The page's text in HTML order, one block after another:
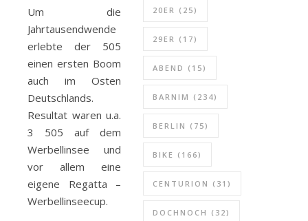
…
Um die
Jahrtausendwende
erlebte der 505
einen ersten Boom
auch im Osten
Deutschlands.
Resultat waren u.a.
3 505 auf dem
Werbellinsee und
vor allem eine
eigene Regatta –
Werbellinseecup.
20ER (25)
29ER (17)
ABEND (15)
BARNIM (234)
BERLIN (75)
BIKE (166)
CENTURION (31)
DOCHNOCH (32)